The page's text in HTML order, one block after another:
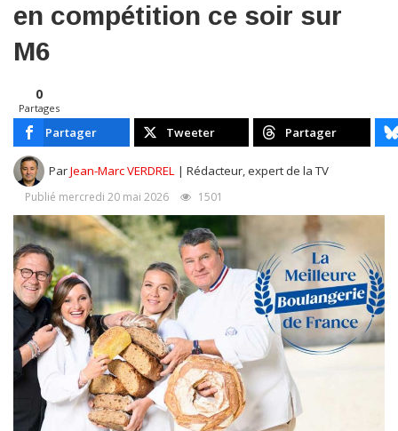
en compétition ce soir sur
M6
0
Partages
Partager Tweeter Partager
ParJean-Marc VERDREL | Rédacteur, expert de la TV
Publié mercredi 20 mai 2026 1501